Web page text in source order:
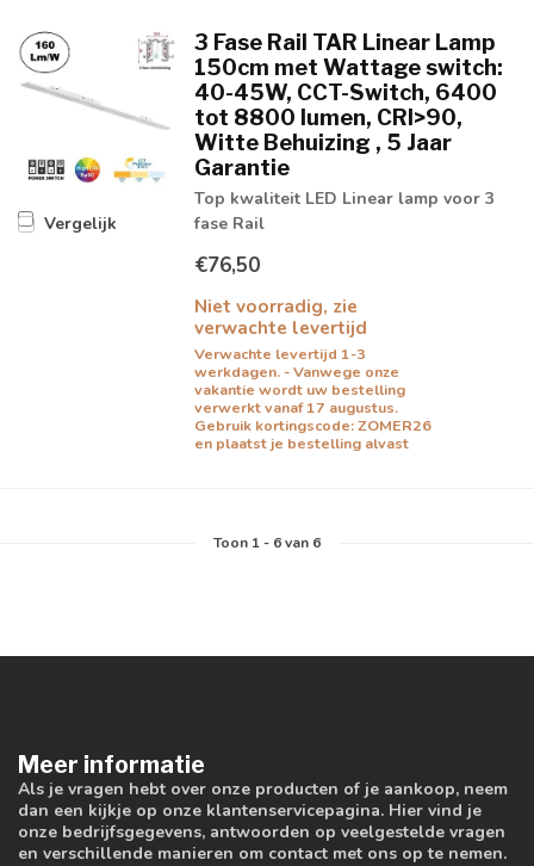
Vergelijk
3 Fase Rail TAR Linear Lamp
150cm met Wattage switch:
40-45W, CCT-Switch, 6400
tot 8800 lumen, CRI>90,
Witte Behuizing , 5 Jaar
Garantie
Top kwaliteit LED Linear lamp voor 3
fase Rail
€76,50
Niet voorradig, zie
verwachte levertijd
Verwachte levertijd 1-3
werkdagen. - Vanwege onze
vakantie wordt uw bestelling
verwerkt vanaf 17 augustus.
Gebruik kortingscode: ZOMER26
en plaatst je bestelling alvast
Toon 1- 6van 6
Meer informatie
Als je vragen hebt over onze producten of je aankoop, neem
dan een kijkje op onze klantenservicepagina. Hier vind je
onze bedrijfsgegevens, antwoorden op veelgestelde vragen
en verschillende manieren om contact met ons op te nemen.